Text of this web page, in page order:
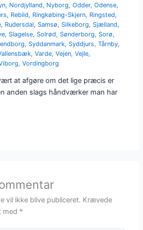
, Nordjylland, Nyborg,Odder,Odense,
, Rebild, Ringkøbing-Skjern, Ringsted,
, Rudersdal, Samsø, Silkeborg, Sjælland,
, Slagelse, Solrød, Sønderborg, Sorø,
, Syddanmark, Syddjurs,Tårnby,
,Varde,Vejen,Vejle,
,Vordingborg
at afgøre om det lige præcis er
anden slags håndværker man har
vil ikke blive publiceret. Krævede
med *